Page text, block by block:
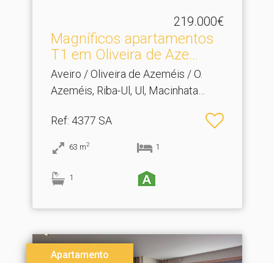
219.000€
Magníficos apartamentos
T1 em Oliveira de Aze.​..
Aveiro / Oliveira de Azeméis / O.
Azeméis, Riba-Ul, Ul, Macinhata
Ref: 4377 SA
63 m2 1
1
Apartamento